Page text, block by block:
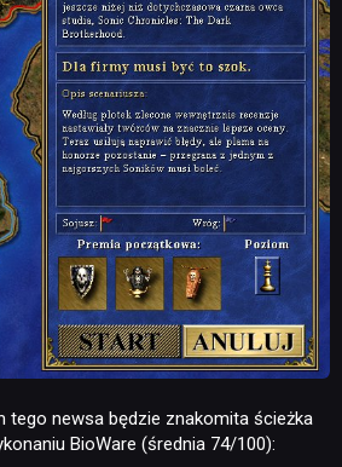
tego newsa będzie znakomita ścieżka
BioWare (średnia 74/100):